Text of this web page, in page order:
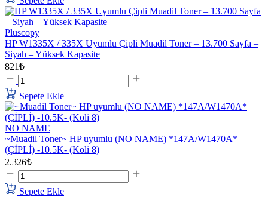
Pluscopy
HP W1335X / 335X Uyumlu Çipli Muadil Toner – 13.700 Sayfa –
Siyah – Yüksek Kapasite
821₺
Sepete Ekle
NO NAME
~Muadil Toner~ HP uyumlu (NO NAME) *147A/W1470A*
(ÇİPLİ) -10.5K- (Koli 8)
2.326₺
Sepete Ekle